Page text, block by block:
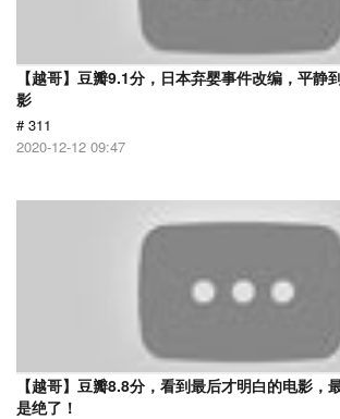
【越哥】豆瓣9.1分，日本弃婴事件改编，平静
影
# 311
2020-12-12 09:47
【越哥】豆瓣8.8分，看到最后才明白的电影，
是绝了！